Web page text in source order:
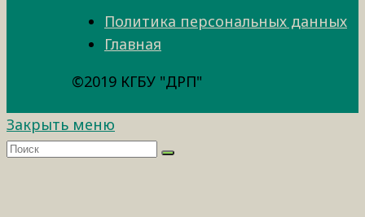
Политика персональных данных
Главная
©2019 КГБУ "ДРП"
Закрыть меню